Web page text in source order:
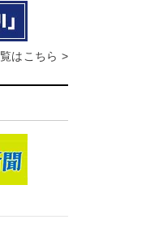
はこちら >